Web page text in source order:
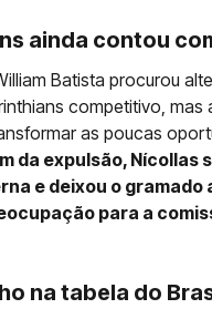
ainda contou
Batista procurou
competitivo, mas
as poucas
da expulsão, Nícollas
e deixou o
para a
na tabela do